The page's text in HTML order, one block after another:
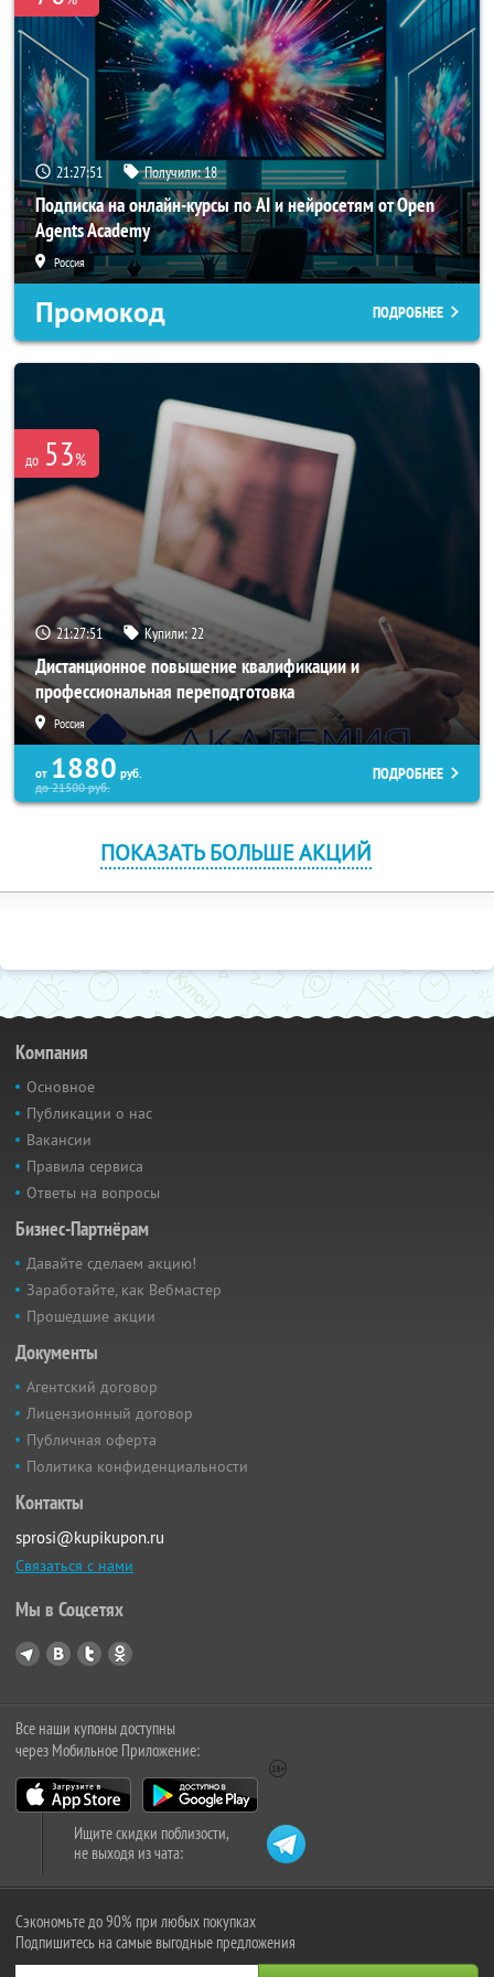
21:27:50 Получили:18
Подписка на онлайн-курсы по AI и нейросетям от Open
Agents Academy
Россия
Промокод ПОДРОБНЕЕ
до 53%
21:27:50 Купили:22
Дистанционное повышение квалификации и
профессиональная переподготовка
Россия
от 1880 руб.
до21500руб.
ПОДРОБНЕЕ
ПОКАЗАТЬ БОЛЬШЕ АКЦИЙ
Компания
Основное
Публикации о нас
Вакансии
Правила сервиса
Ответы на вопросы
Бизнес-Партнёрам
Давайте сделаем акцию!
Заработайте, как Вебмастер
Прошедшие акции
Документы
Агентский договор
Лицензионный договор
Публичная оферта
Политика конфиденциальности
Контакты
sprosi@kupikupon.ru
Связаться с нами
Мы в Соцсетях
Все наши купоны доступны
через Мобильное Приложение:
Ищите скидки поблизости,
не выходя из чата:
Сэкономьте до 90% при любых покупках
Подпишитесь на самые выгодные предложения